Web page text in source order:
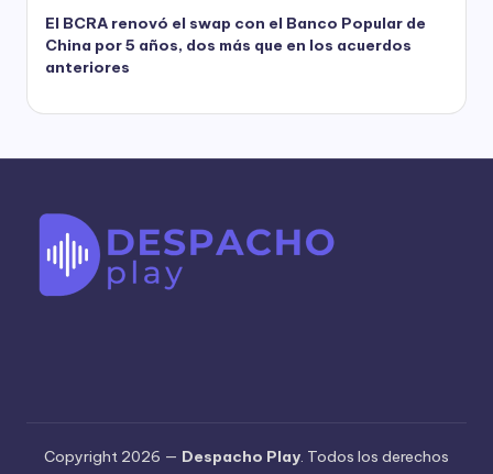
El BCRA renovó el swap con el Banco Popular de
China por 5 años, dos más que en los acuerdos
anteriores
Copyright 2026 — Despacho Play. Todos los derechos